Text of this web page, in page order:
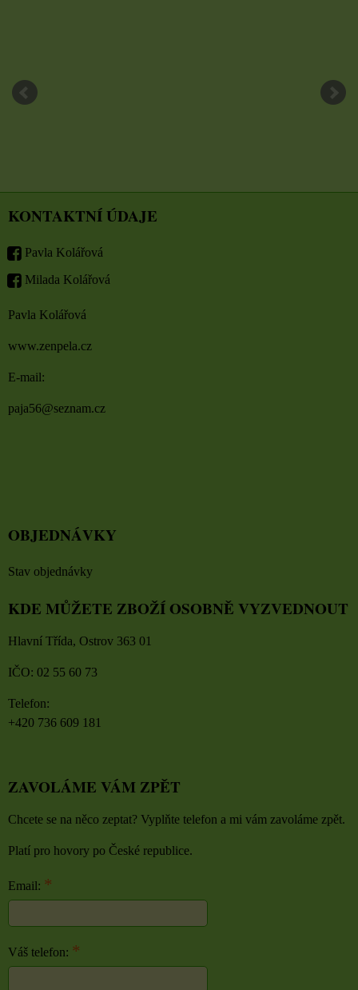
KONTAKTNÍ ÚDAJE
Pavla Kolářová
Milada Kolářová
Pavla Kolářová
www.zenpela.cz
E-mail:
paja56@seznam.cz
OBJEDNÁVKY
Stav objednávky
KDE MŮŽETE ZBOŽÍ OSOBNĚ VYZVEDNOUT
Hlavní Třída, Ostrov 363 01
IČO: 02 55 60 73
Telefon:
+420 736 609 181
ZAVOLÁME VÁM ZPĚT
Chcete se na něco zeptat? Vyplňte telefon a mi vám zavoláme zpět.
Platí pro hovory po České republice.
Email: *
Váš telefon: *